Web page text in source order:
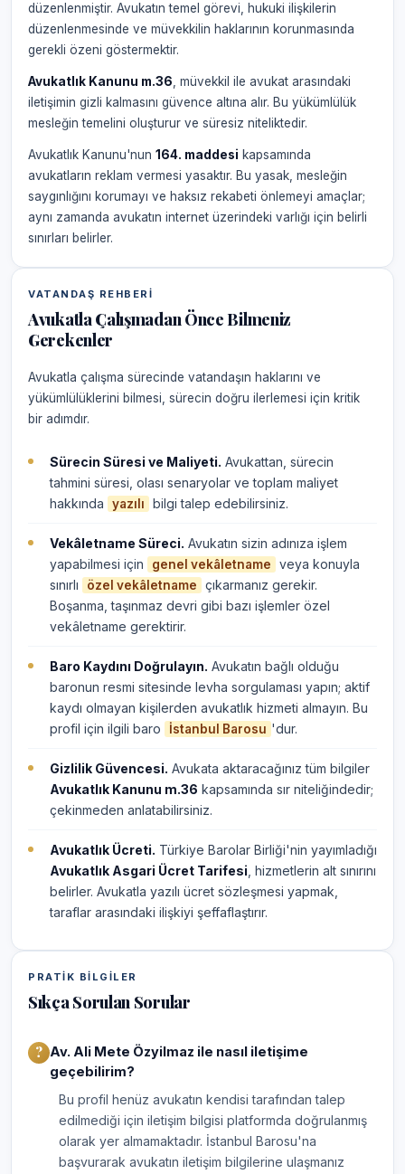
düzenlenmiştir. Avukatın temel görevi, hukuki ilişkilerin
düzenlenmesinde ve müvekkilin haklarının korunmasında
gerekli özeni göstermektir.
Avukatlık Kanunu m.36 , müvekkil ile avukat arasındaki
iletişimin gizli kalmasını güvence altına alır. Bu yükümlülük
mesleğin temelini oluşturur ve süresiz niteliktedir.
Avukatlık Kanunu'nun 164. maddesi kapsamında
avukatların reklam vermesi yasaktır. Bu yasak, mesleğin
saygınlığını korumayı ve haksız rekabeti önlemeyi amaçlar;
aynı zamanda avukatın internet üzerindeki varlığı için belirli
sınırları belirler.
VATANDAŞ REHBERI
Avukatla Çalışmadan Önce Bilmeniz
Gerekenler
Avukatla çalışma sürecinde vatandaşın haklarını ve
yükümlülüklerini bilmesi, sürecin doğru ilerlemesi için kritik
bir adımdır.
Sürecin Süresi ve Maliyeti. Avukattan, sürecin
tahmini süresi, olası senaryolar ve toplam maliyet
hakkında
yazılı bilgi talep edebilirsiniz.
Vekâletname Süreci. Avukatın sizin adınıza işlem
yapabilmesi için
genel vekâletname
veya konuyla
sınırlı
özel vekâletname
çıkarmanız gerekir.
Boşanma, taşınmaz devri gibi bazı işlemler özel
vekâletname gerektirir.
Baro Kaydını Doğrulayın. Avukatın bağlı olduğu
baronun resmi sitesinde levha sorgulaması yapın; aktif
kaydı olmayan kişilerden avukatlık hizmeti almayın. Bu
profil için ilgili baro
İstanbul Barosu 'dur.
Gizlilik Güvencesi. Avukata aktaracağınız tüm bilgiler
Avukatlık Kanunu m.36 kapsamında sır niteliğindedir;
çekinmeden anlatabilirsiniz.
Avukatlık Ücreti. Türkiye Barolar Birliği'nin yayımladığı
Avukatlık Asgari Ücret Tarifesi , hizmetlerin alt sınırını
belirler. Avukatla yazılı ücret sözleşmesi yapmak,
taraflar arasındaki ilişkiyi şeffaflaştırır.
PRATIK BILGILER
Sıkça Sorulan Sorular
Av. Ali Mete Özyilmaz ile nasıl iletişime
geçebilirim?
Bu profil henüz avukatın kendisi tarafından talep
edilmediği için iletişim bilgisi platformda doğrulanmış
olarak yer almamaktadır. İstanbul Barosu'na
başvurarak avukatın iletişim bilgilerine ulaşmanız